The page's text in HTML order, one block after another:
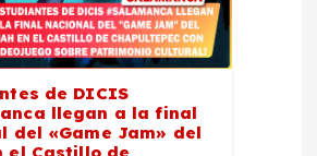
de DICIS
llegan a la final
del «Game Jam» del